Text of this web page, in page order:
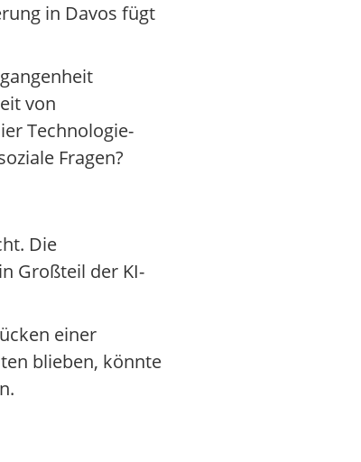
in Davos fügt
von
Technologie-
Fragen?
Die
Großteil der KI-
einer
blieben, könnte